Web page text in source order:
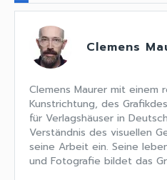
Clemens
Clemens Maurer mit einem
Kunstrichtung, des
für Verlagshäuser in
Verständnis des visuellen
seine Arbeit ein. Seine
und Fotografie bildet das